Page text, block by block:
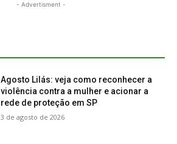
- Advertisment -
Agosto Lilás: veja como reconhecer a
violência contra a mulher e acionar a
rede de proteção em SP
3 de agosto de 2026